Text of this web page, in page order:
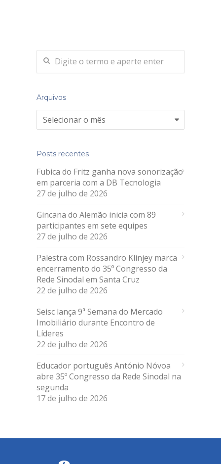
Arquivos
Arquivos
Posts recentes
Fubica do Fritz ganha nova sonorização
em parceria com a DB Tecnologia
27 de julho de 2026
Gincana do Alemão inicia com 89
participantes em sete equipes
27 de julho de 2026
Palestra com Rossandro Klinjey marca
encerramento do 35º Congresso da
Rede Sinodal em Santa Cruz
22 de julho de 2026
Seisc lança 9ª Semana do Mercado
Imobiliário durante Encontro de
Líderes
22 de julho de 2026
Educador português António Nóvoa
abre 35º Congresso da Rede Sinodal na
segunda
17 de julho de 2026